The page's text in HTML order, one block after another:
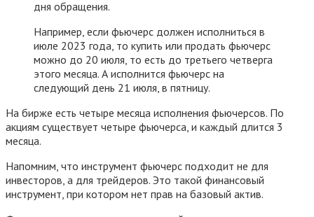
дня обращения.
Например, если фьючерс должен исполниться в
июле 2023 года, то купить или продать фьючерс
можно до 20 июля, то есть до третьего четверга
этого месяца. А исполнится фьючерс на
следующий день 21 июля, в пятницу.
На бирже есть четыре месяца исполнения фьючерсов. По
акциям существует четыре фьючерса, и каждый длится 3
месяца.
Напомним, что инструмент фьючерс подходит не для
инвесторов, а для трейдеров. Это такой финансовый
инструмент, при котором нет прав на базовый актив.